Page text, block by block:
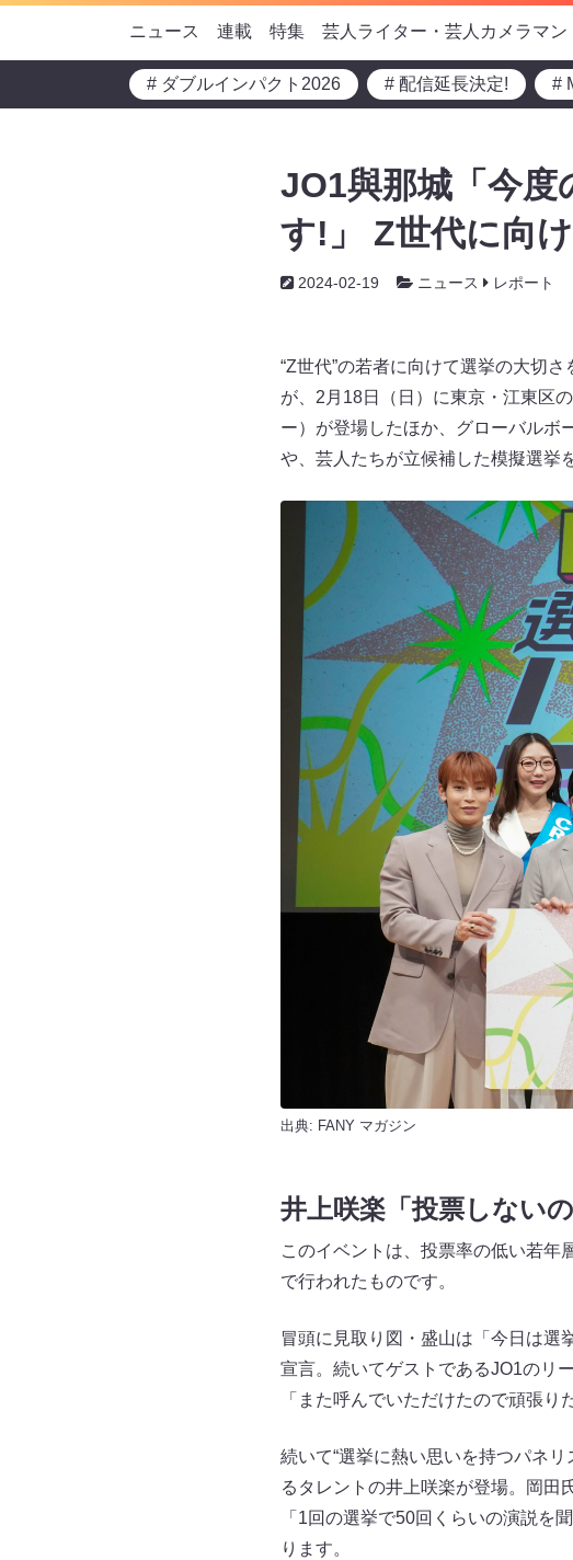
ニュース 連載 特集 芸人ライター・芸人カメラマン
# ダブルインパクト2026 # 配信延長決定! #
JO1與那城「今度
す!」 Z世代に向
2024-02-19 ニュース レポート
“Z世代”の若者に向けて選挙の大切
が、2月18日（日）に東京・江東区
ー）が登場したほか、グローバルボ
や、芸人たちが立候補した模擬選挙
出典: FANY マガジン
井上咲楽「投票しない
このイベントは、投票率の低い若年
で行われたものです。
冒頭に見取り図・盛山は「今日は選
宣言。続いてゲストであるJO1のリ
「また呼んでいただけたので頑張り
続いて“選挙に熱い思いを持つパネ
るタレントの井上咲楽が登場。岡田
「1回の選挙で50回くらいの演説を
ります。